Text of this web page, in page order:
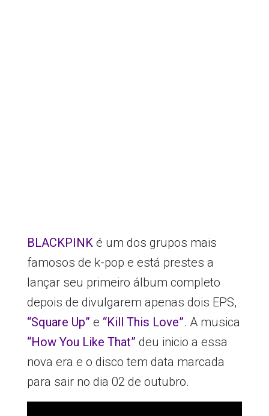
BLACKPINK é um dos grupos mais
famosos de k-pop e está prestes a
lançar seu primeiro álbum completo
depois de divulgarem apenas dois EPS,
“Square Up” e “Kill This Love”. A musica
“How You Like That” deu inicio a essa
nova era e o disco tem data marcada
para sair no dia 02 de outubro.